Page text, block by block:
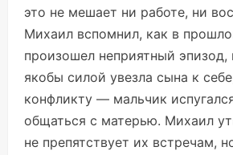
это не мешает ни работе, ни
Михаил вспомнил, как в
произошел неприятный эпизод,
якобы силой увезла сына к
конфликту — мальчик
общаться с матерью. Михаил
не препятствует их встречам,